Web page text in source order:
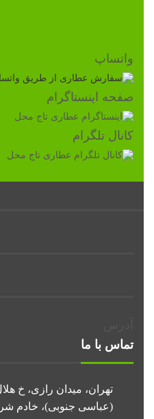
واتساپ
صفحه اینستاگرام
کانال تلگرام
تماس با ما
تهران، میدان رازی، خ
(عباسی جنوبی)، خادم